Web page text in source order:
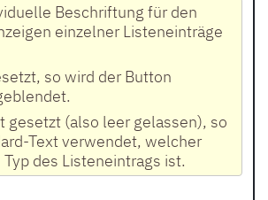
Beschriftung für den
einzelner Listeneinträge
so wird der Button
gesetzt (also leer gelassen), so
Text verwendet, welcher
des Listeneintrags ist.